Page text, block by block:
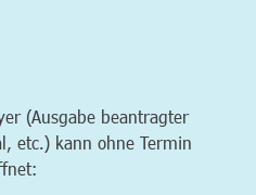
(Ausgabe beantragter
etc.) kann ohne Termin